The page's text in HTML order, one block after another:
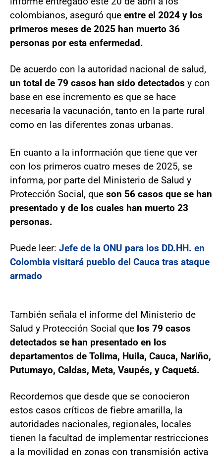
colombianos, aseguró que entre el 2024 y los
primeros meses de 2025 han muerto 36
personas por esta enfermedad.
De acuerdo con la autoridad nacional de salud,
un total de 79 casos han sido detectados y con
base en ese incremento es que se hace
necesaria la vacunación, tanto en la parte rural
como en las diferentes zonas urbanas.
En cuanto a la información que tiene que ver
con los primeros cuatro meses de 2025, se
informa, por parte del Ministerio de Salud y
Protección Social, que son 56 casos que se han
presentado y de los cuales han muerto 23
personas.
Puede leer: Jefe de la ONU para los DD.HH. en
Colombia visitará pueblo del Cauca tras ataque
armado
También señala el informe del Ministerio de
Salud y Protección Social que los 79 casos
detectados se han presentado en los
departamentos de Tolima, Huila, Cauca, Nariño,
Putumayo, Caldas, Meta, Vaupés, y Caquetá.
Recordemos que desde que se conocieron
estos casos críticos de fiebre amarilla, la
autoridades nacionales, regionales, locales
tienen la facultad de implementar restricciones
a la movilidad en zonas con transmisión activa